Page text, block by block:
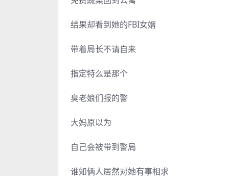
结果却看到她的FBI女婿
带着局长不请自来
指定特么是那个
臭老娘们报的警
大妈原以为
自己会被带到警局
谁知俩人居然对她有事相求